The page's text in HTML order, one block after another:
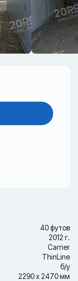
40 футов
2012 г.
Carrier
ThinLine
б/у
2290 х 2470 мм